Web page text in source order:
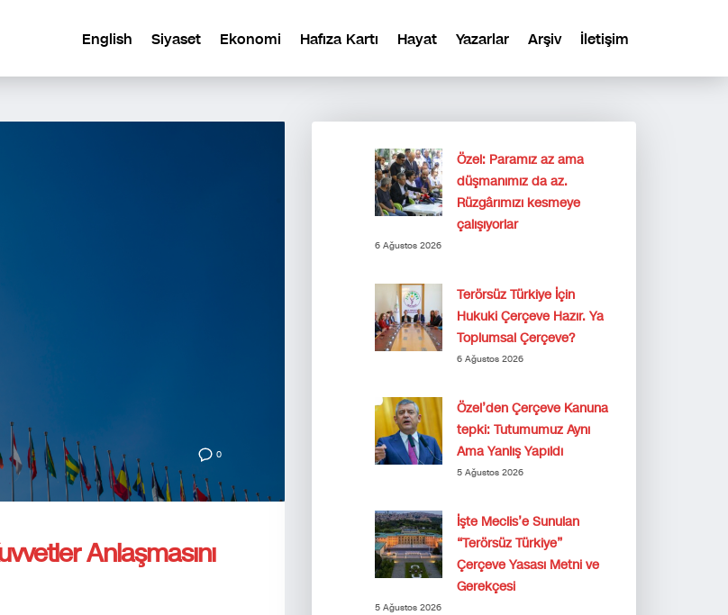
English Siyaset Ekonomi Hafıza Kartı Hayat Yazarlar Arşiv İletişim
0
Anlaşmasını
Özel: Paramız az ama
düşmanımız da az.
Rüzgârımızı kesmeye
çalışıyorlar
6 Ağustos 2026
Terörsüz Türkiye İçin
Hukuki Çerçeve Hazır. Ya
Toplumsal Çerçeve?
6 Ağustos 2026
Özel’den Çerçeve Kanuna
tepki: Tutumumuz Aynı
Ama Yanlış Yapıldı
5 Ağustos 2026
İşte Meclis’e Sunulan
“Terörsüz Türkiye”
Çerçeve Yasası Metni ve
Gerekçesi
5 Ağustos 2026